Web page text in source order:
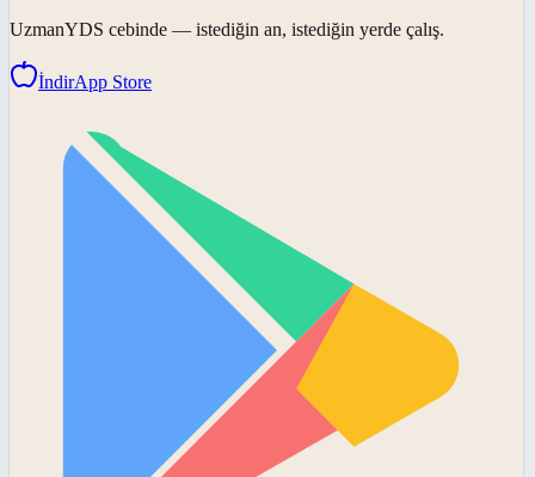
UzmanYDS cebinde — istediğin an, istediğin yerde çalış.
İndirApp Store